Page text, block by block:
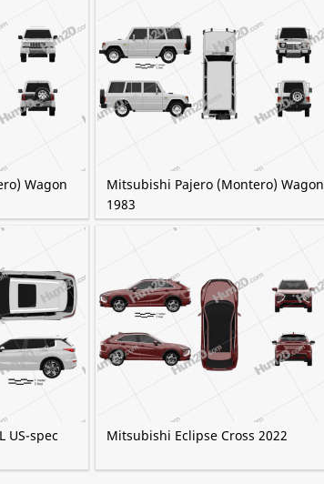
Wagon
Mitsubishi Pajero (Montero) Wagon
1983
US-spec
Mitsubishi Eclipse Cross 2022